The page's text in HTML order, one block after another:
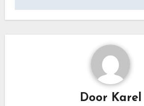
Door Karel